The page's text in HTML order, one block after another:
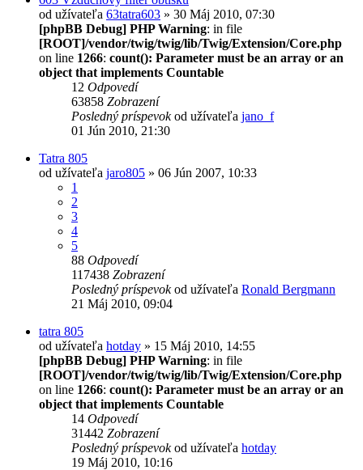
od užívateľa 63tatra603 » 30 Máj 2010, 07:30
[phpBB Debug] PHP Warning: in file
[ROOT]/vendor/twig/twig/lib/Twig/Extension/Core.php
on line 1266: count(): Parameter must be an array or an
object that implements Countable
12 Odpovedí
63858 Zobrazení
Posledný príspevokod užívateľa jano_f
01 Jún 2010, 21:30
Tatra 805
od užívateľa jaro805 » 06 Jún 2007, 10:33
1
2
3
4
5
88 Odpovedí
117438 Zobrazení
Posledný príspevokod užívateľa Ronald Bergmann
21 Máj 2010, 09:04
tatra 805
od užívateľa hotday » 15 Máj 2010, 14:55
[phpBB Debug] PHP Warning: in file
[ROOT]/vendor/twig/twig/lib/Twig/Extension/Core.php
on line 1266: count(): Parameter must be an array or an
object that implements Countable
14 Odpovedí
31442 Zobrazení
Posledný príspevokod užívateľa hotday
19 Máj 2010, 10:16